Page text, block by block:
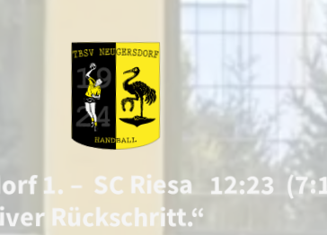
1. – SC Riesa 12:23
Rückschritt.“